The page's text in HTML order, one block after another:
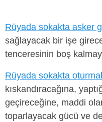
Rüyada sokakta asker
sağlayacak bir işe
tenceresinin boş
Rüyada sokakta
kıskandıracağına,
geçireceğine, maddi
toparlayacak gücü ve